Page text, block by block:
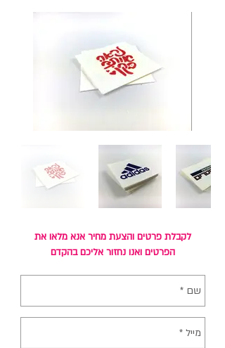
לקבלת פרטים והצעת מחיר אנא מלאו את
הפרטים ואנו נחזור אליכם בהקדם